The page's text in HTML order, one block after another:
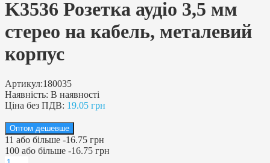
K3536 Розетка аудіо 3,5 мм
стерео на кабель, металевий
корпус
Артикул:180035
Наявність: В наявності
Ціна без ПДВ: 19.05 грн
Оптом дешевше
11 або більше -16.75 грн
100 або більше -16.75 грн